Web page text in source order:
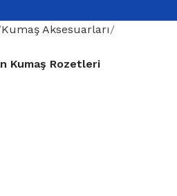
Kumaş Aksesuarları
Kumaş Rozetleri